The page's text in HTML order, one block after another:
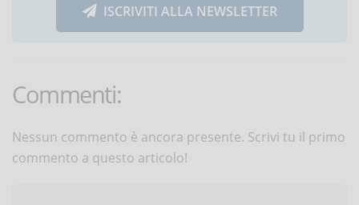
ISCRIVITI ALLA NEWSLETTER
Commenti:
Nessun commento è ancora presente. Scrivi tu il primo
commento a questo articolo!